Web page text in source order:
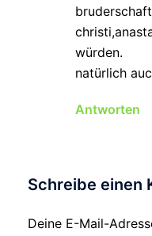
würden.
natürlich
Antworten
Schreibe einen
Deine E-Mail-